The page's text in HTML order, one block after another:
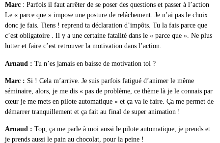
Marc : Parfois il faut arrêter de se poser des questions et passer à l’action
Le « parce que » impose une posture de relâchement. Je n’ai pas le choix
donc je fais. Tiens ! reprend ta déclaration d’impôts. Tu la fais parce que
c’est obligatoire . Il y a une certaine fatalité dans le « parce que ». Ne plus
lutter et faire c’est retrouver la motivation dans l’action.
Arnaud : Tu n’es jamais en baisse de motivation toi ?
Marc : Si ! Cela m’arrive. Je suis parfois fatigué d’animer le même
séminaire, alors, je me dis « pas de problème, ce thème là je le connais par
cœur je me mets en pilote automatique » et ça va le faire. Ça me permet de
démarrer tranquillement et ça fait au final de super animation !
Arnaud : Top, ça me parle à moi aussi le pilote automatique, je prends et
je prends aussi le pain au chocolat, pour la peine !